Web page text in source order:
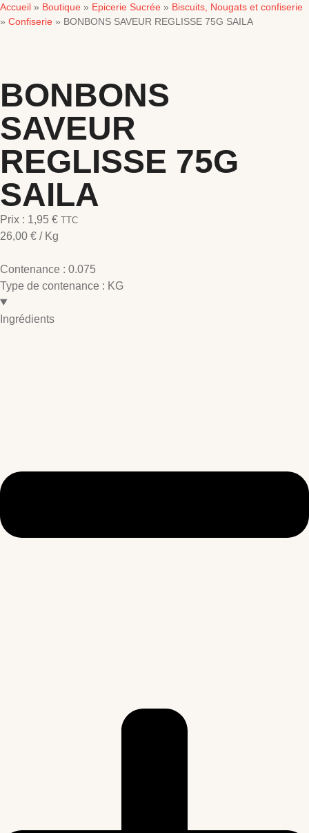
Accueil » Boutique » Epicerie Sucrée » Biscuits, Nougats et confiserie
» Confiserie » BONBONS SAVEUR REGLISSE 75G SAILA
BONBONS
SAVEUR
REGLISSE 75G
SAILA
Prix : 1,95 € TTC
26,00 € / Kg
Contenance : 0.075
Type de contenance : KG
Ingrédients